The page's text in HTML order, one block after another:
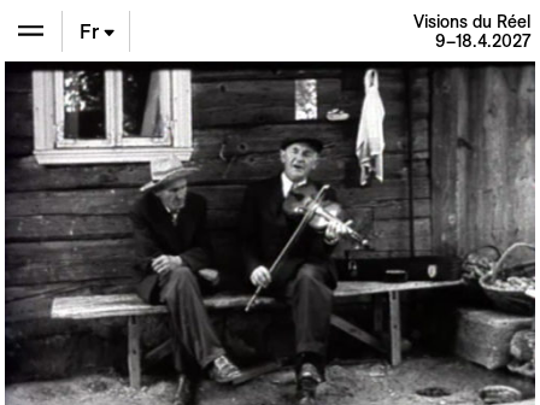
En
De
Fr
Visions du Réel
9–18.4.2027